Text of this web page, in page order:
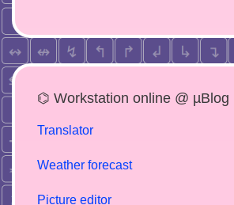
⌬ Workstation online @ µBlog
Translator
Weather forecast
Picture editor